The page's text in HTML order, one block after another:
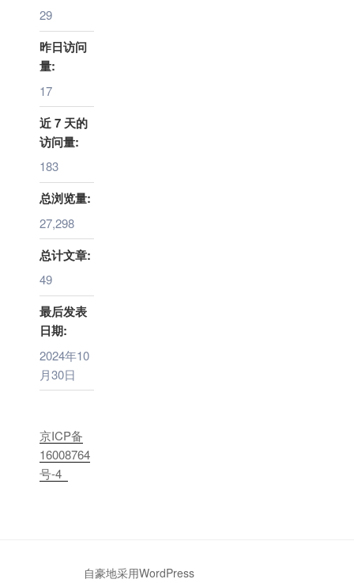
29
昨日访问
量:
17
近 7 天的
访问量:
183
总浏览量:
27,298
总计文章:
49
最后发表
日期:
2024年10
月30日
京ICP备
16008764
号-4
自豪地采用WordPress